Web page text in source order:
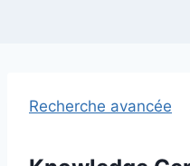
Recherche avancée